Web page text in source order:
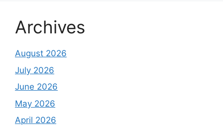
Archives
August 2026
July 2026
June 2026
May 2026
April 2026